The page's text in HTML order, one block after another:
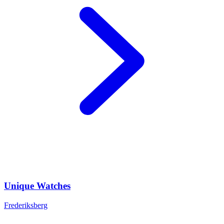
Unique Watches
Frederiksberg